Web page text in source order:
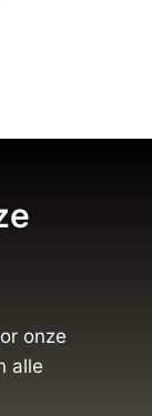
onze
alle